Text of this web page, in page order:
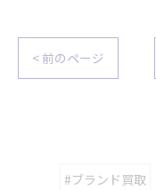
< 前のページ
#ブランド買取